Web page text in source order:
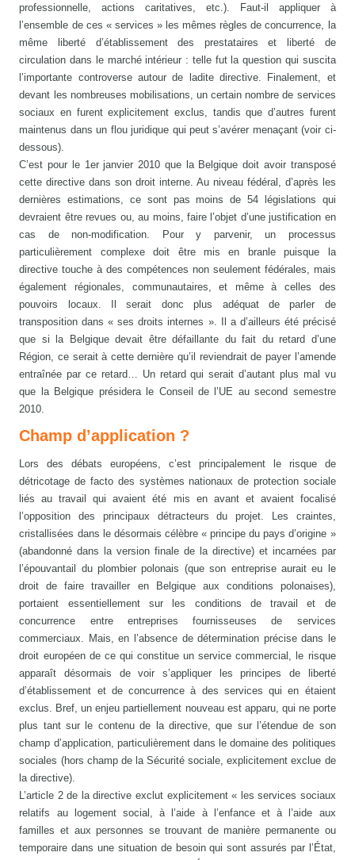
professionnelle, actions caritatives, etc.). Faut-il appliquer à
l’ensemble de ces « services » les mêmes règles de concurrence, la
même liberté d’établissement des prestataires et liberté de
circulation dans le marché intérieur : telle fut la question qui suscita
l’importante controverse autour de ladite directive. Finalement, et
devant les nombreuses mobilisations, un certain nombre de services
sociaux en furent explicitement exclus, tandis que d’autres furent
maintenus dans un flou juridique qui peut s’avérer menaçant (voir ci-
dessous).
C’est pour le 1er janvier 2010 que la Belgique doit avoir transposé
cette directive dans son droit interne. Au niveau fédéral, d’après les
dernières estimations, ce sont pas moins de 54 législations qui
devraient être revues ou, au moins, faire l’objet d’une justification en
cas de non-modification. Pour y parvenir, un processus
particulièrement complexe doit être mis en branle puisque la
directive touche à des compétences non seulement fédérales, mais
également régionales, communautaires, et même à celles des
pouvoirs locaux. Il serait donc plus adéquat de parler de
transposition dans « ses droits internes ». Il a d’ailleurs été précisé
que si la Belgique devait être défaillante du fait du retard d’une
Région, ce serait à cette dernière qu’il reviendrait de payer l’amende
entraînée par ce retard… Un retard qui serait d’autant plus mal vu
que la Belgique présidera le Conseil de l’UE au second semestre
2010.
Champ d’application ?
Lors des débats européens, c’est principalement le risque de
détricotage de facto des systèmes nationaux de protection sociale
liés au travail qui avaient été mis en avant et avaient focalisé
l’opposition des principaux détracteurs du projet. Les craintes,
cristallisées dans le désormais célèbre « principe du pays d’origine »
(abandonné dans la version finale de la directive) et incarnées par
l’épouvantail du plombier polonais (que son entreprise aurait eu le
droit de faire travailler en Belgique aux conditions polonaises),
portaient essentiellement sur les conditions de travail et de
concurrence entre entreprises fournisseuses de services
commerciaux. Mais, en l’absence de détermination précise dans le
droit européen de ce qui constitue un service commercial, le risque
apparaît désormais de voir s’appliquer les principes de liberté
d’établissement et de concurrence à des services qui en étaient
exclus. Bref, un enjeu partiellement nouveau est apparu, qui ne porte
plus tant sur le contenu de la directive, que sur l’étendue de son
champ d’application, particulièrement dans le domaine des politiques
sociales (hors champ de la Sécurité sociale, explicitement exclue de
la directive).
L’article 2 de la directive exclut explicitement « les services sociaux
relatifs au logement social, à l’aide à l’enfance et à l’aide aux
familles et aux personnes se trouvant de manière permanente ou
temporaire dans une situation de besoin qui sont assurés par l’État,